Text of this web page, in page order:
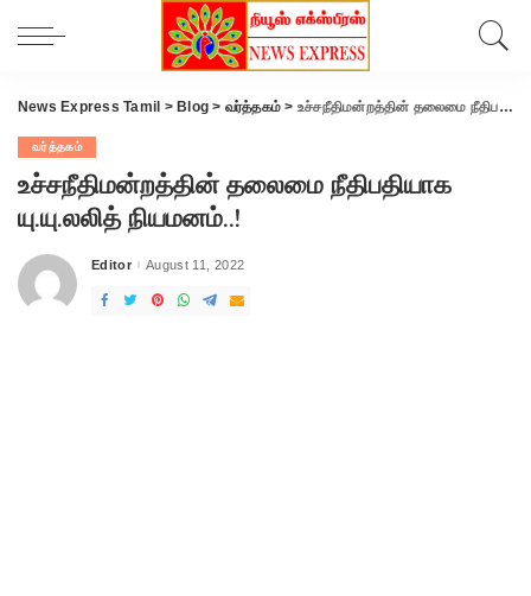
News Express Tamil > Blog > வர்த்தகம் > உச்சநீதிமன்றத்தின் தலைமை நீதிபதியாக யு.யு.லலித் நியமனம்..!
வர்த்தகம்
உச்சநீதிமன்றத்தின் தலைமை நீதிபதியாக
யு.யு.லலித் நியமனம்..!
Posted
Editor August 11, 2022